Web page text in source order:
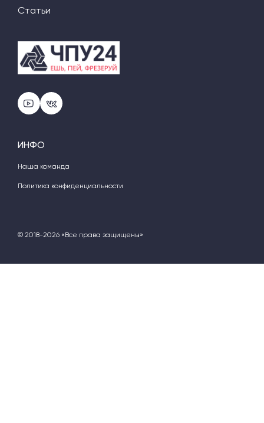
Статьи
ИНФО
Наша команда
Политика конфиденциальности
© 2018-2026 «Все права защищены»